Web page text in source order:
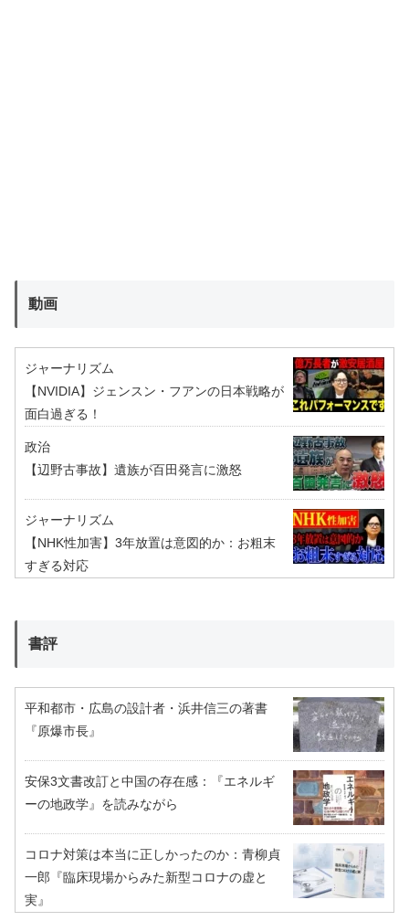
動画
ジャーナリズム
【NVIDIA】ジェンスン・フアンの日本戦略が
面白過ぎる！
政治
【辺野古事故】遺族が百田発言に激怒
ジャーナリズム
【NHK性加害】3年放置は意図的か：お粗末
すぎる対応
書評
平和都市・広島の設計者・浜井信三の著書
『原爆市長』
安保3文書改訂と中国の存在感：『エネルギ
ーの地政学』を読みながら
コロナ対策は本当に正しかったのか：青柳貞
一郎『臨床現場からみた新型コロナの虚と
実』